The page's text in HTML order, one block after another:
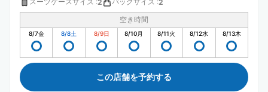
2
2
空き時間
8/7金 8/8土 8/9日 8/10月 8/11火 8/12水 8/13木
この店舗を予約する